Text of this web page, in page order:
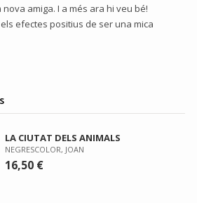
amiga. I a més ara hi veu bé!
efectes positius de ser una mica
LA CIUTAT DELS ANIMALS
NEGRESCOLOR, JOAN
16,50 €